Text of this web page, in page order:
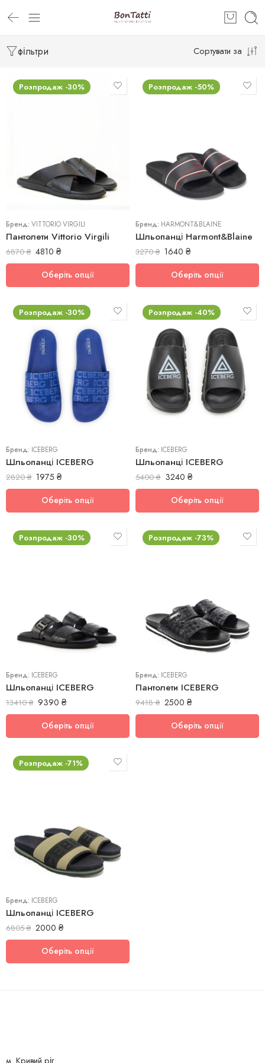
фільтри Сортувати за
Розпродаж -30%
Бренд: VITTORIO VIRGILI
Пантолети Vittorio Virgili
6870₴ 4810 ₴
41
42
Оберіть опції
Розпродаж -50%
Бренд: HARMONT&BLAINE
Шльопанці Harmont&Blaine
3270₴ 1640 ₴
41
42
Оберіть опції
Розпродаж -30%
Бренд: ICEBERG
Шльопанці ICEBERG
2820₴ 1975 ₴
42
43
Оберіть опції
Розпродаж -40%
Бренд: ICEBERG
Шльопанці ICEBERG
5400₴ 3240 ₴
42
Оберіть опції
Розпродаж -30%
Бренд: ICEBERG
Шльопанці ICEBERG
13410₴ 9390 ₴
43
44
Оберіть опції
Розпродаж -73%
Бренд: ICEBERG
Пантолети ICEBERG
9418₴ 2500 ₴
41
42
Оберіть опції
Розпродаж -71%
Бренд: ICEBERG
Шльопанці ICEBERG
6805₴ 2000 ₴
42
Оберіть опції
м. Кривий ріг